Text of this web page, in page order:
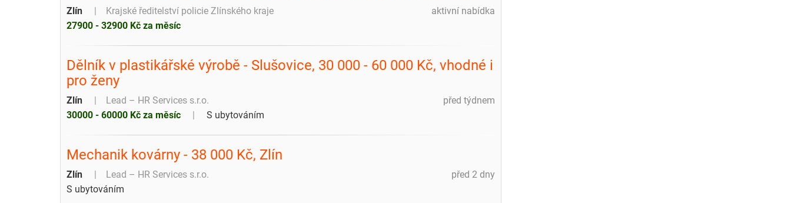
aktivní nabídka
Zlín
Krajské ředitelství policie Zlínského kraje
27900 - 32900 Kč za měsíc
Dělník v plastikářské výrobě - Slušovice, 30 000 - 60 000 Kč, vhodné i
pro ženy
před týdnem
Zlín
Lead – HR Services s.r.o.
30000 - 60000 Kč za měsíc
S ubytováním
Mechanik kovárny - 38 000 Kč, Zlín
před 2 dny
Zlín
Lead – HR Services s.r.o.
S ubytováním